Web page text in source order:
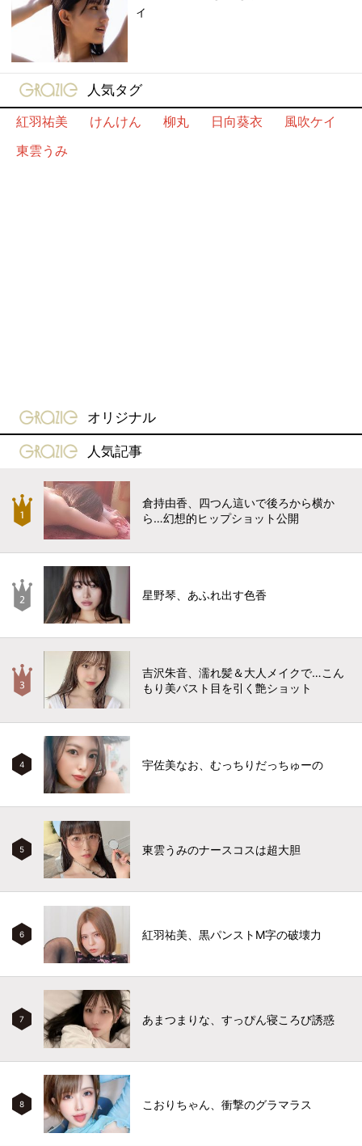
ィ
gravure-grazie
人気タグ
紅羽祐美
けんけん 柳丸 日向葵衣
風吹ケイ
東雲うみ
gravure-grazie
オリジナル
gravure-grazie
人気記事
倉持由香、四つん這いで後ろから横か
ら…幻想的ヒップショット公開
星野琴、あふれ出す色香
吉沢朱音、濡れ髪＆大人メイクで…こん
もり美バスト目を引く艶ショット
4 宇佐美なお、むっちりだっちゅーの
5 東雲うみのナースコスは超大胆
6 紅羽祐美、黒パンストM字の破壊力
7 あまつまりな、すっぴん寝ころび誘惑
8 こおりちゃん、衝撃のグラマラス